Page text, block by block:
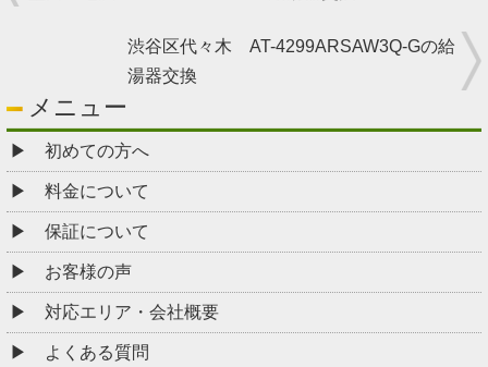
渋谷区代々木 AT-4299ARSAW3Q-Gの給
湯器交換
メニュー
初めての方へ
料金について
保証について
お客様の声
対応エリア・会社概要
よくある質問